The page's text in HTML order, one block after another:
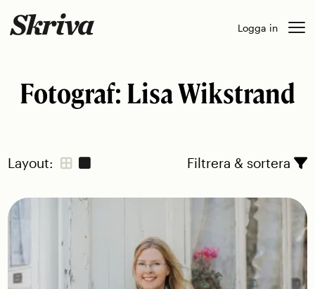
to
Logga in
Fotograf:Lisa Wikstrand
Layout: Filtrera & sortera